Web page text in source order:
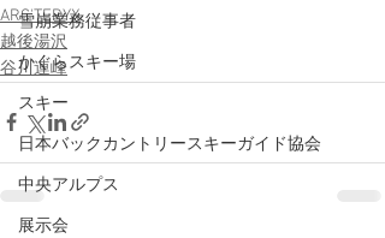
雪崩業務従事者
かぐらスキー場
スキー
日本バックカントリースキーガイド協会
中央アルプス
展示会
ARC'TERYX
越後湯沢
谷川連峰